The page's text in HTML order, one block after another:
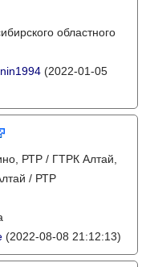
областного
(2022-01-05
РТР / ГТРК Алтай,
/ РТР
(2022-08-08 21:12:13)